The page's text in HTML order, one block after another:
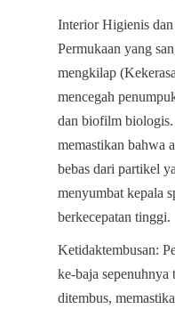
Interior Higienis
Permukaan yang
mengkilap
mencegah
dan biofilm
memastikan bahwa
bebas dari partikel
menyumbat kepala
berkecepatan tinggi.
Ketidaktembusan:
ke-baja sepenuhnya
ditembus,